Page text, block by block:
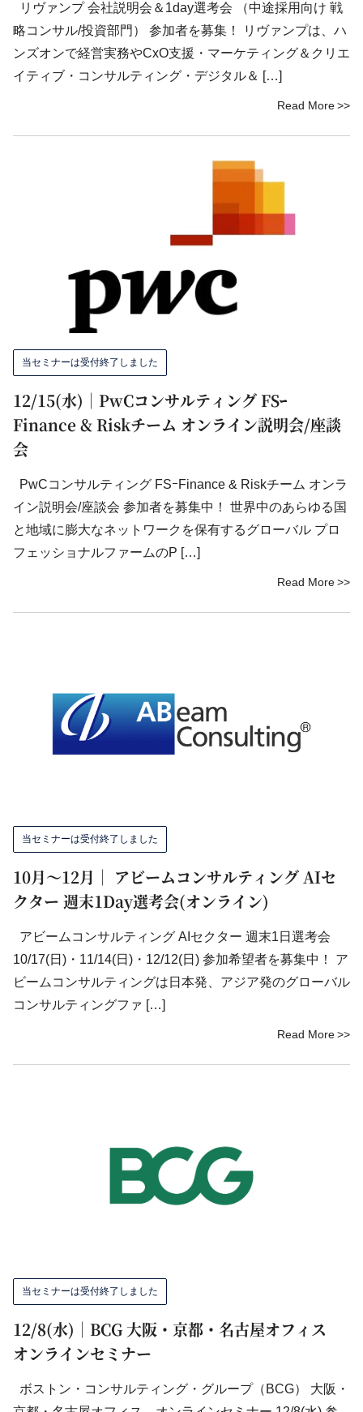
リヴァンプ 会社説明会＆1day選考会 （中途採用向け 戦
略コンサル/投資部門） 参加者を募集！ リヴァンプは、ハ
ンズオンで経営実務やCxO支援・マーケティング＆クリエ
イティブ・コンサルティング・デジタル＆ […]
Read More
当セミナーは受付終了しました
12/15(水)｜PwCコンサルティング FSｰ
Finance & Riskチーム オンライン説明会/座談
会
PwCコンサルティング FSｰFinance & Riskチーム オンラ
イン説明会/座談会 参加者を募集中！ 世界中のあらゆる国
と地域に膨大なネットワークを保有するグローバル プロ
フェッショナルファームのP […]
Read More
当セミナーは受付終了しました
10月～12月｜ アビームコンサルティング AIセ
クター 週末1Day選考会(オンライン)
アビームコンサルティング AIセクター 週末1日選考会
10/17(日)・11/14(日)・12/12(日) 参加希望者を募集中！ ア
ビームコンサルティングは日本発、アジア発のグローバル
コンサルティングファ […]
Read More
当セミナーは受付終了しました
12/8(水)｜BCG 大阪・京都・名古屋オフィス
オンラインセミナー
ボストン・コンサルティング・グループ（BCG） 大阪・